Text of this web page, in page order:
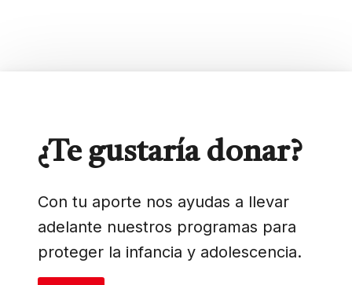
¿Te gustaría donar?
Con tu aporte nos ayudas a llevar
adelante nuestros programas para
proteger la infancia y adolescencia.